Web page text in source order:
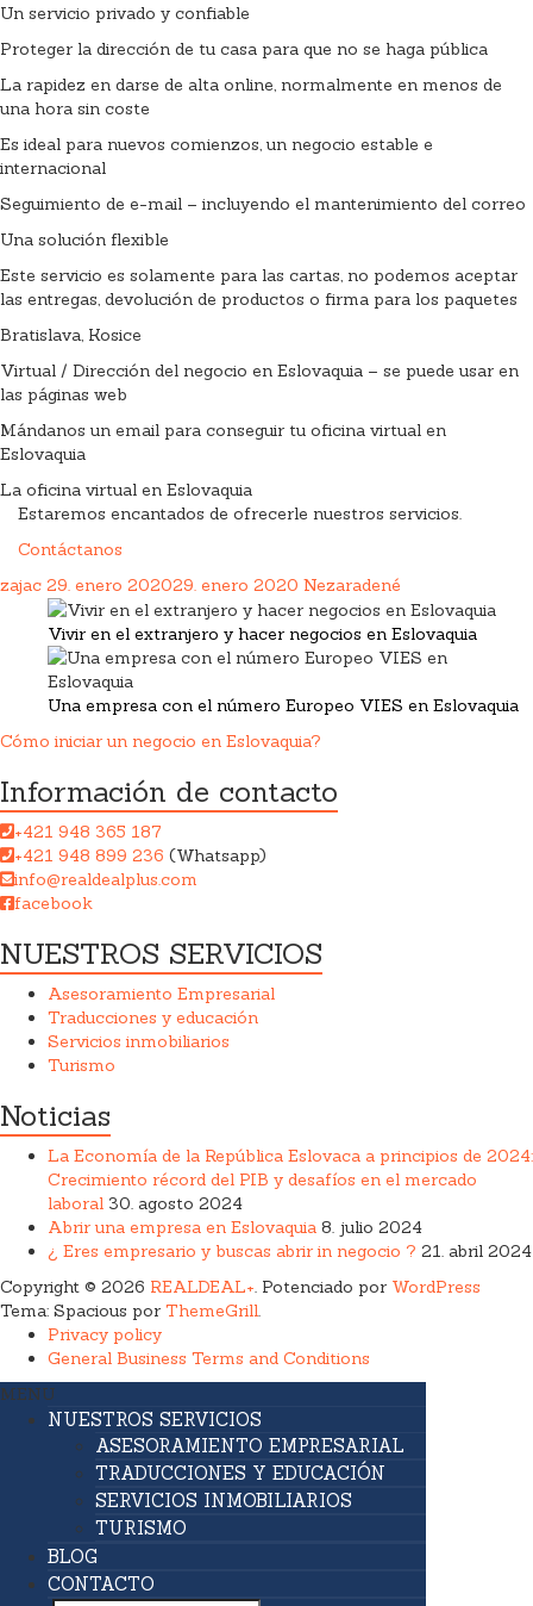
Un servicio privado y confiable
Proteger la dirección de tu casa para que no se haga pública
La rapidez en darse de alta online, normalmente en menos de
una hora sin coste
Es ideal para nuevos comienzos, un negocio estable e
internacional
Seguimiento de e-mail – incluyendo el mantenimiento del correo
Una solución flexible
Este servicio es solamente para las cartas, no podemos aceptar
las entregas, devolución de productos o firma para los paquetes
Bratislava, Kosice
Virtual / Dirección del negocio en Eslovaquia – se puede usar en
las páginas web
Mándanos un email para conseguir tu oficina virtual en
Eslovaquia
La oficina virtual en Eslovaquia
Estaremos encantados de ofrecerle nuestros servicios.
Contáctanos
zajac 29. enero 202029. enero 2020 Nezaradené
Vivir en el extranjero y hacer negocios en Eslovaquia
Una empresa con el número Europeo VIES en Eslovaquia
Cómo iniciar un negocio en Eslovaquia?
Información de contacto
+421 948 365 187
+421 948 899 236 (Whatsapp)
info@realdealplus.com
facebook
NUESTROS SERVICIOS
Asesoramiento Empresarial
Traducciones y educación
Servicios inmobiliarios
Turismo
Noticias
La Economía de la República Eslovaca a principios de 2024:
Crecimiento récord del PIB y desafíos en el mercado
laboral 30. agosto 2024
Abrir una empresa en Eslovaquia 8. julio 2024
¿ Eres empresario y buscas abrir in negocio ? 21. abril 2024
Copyright © 2026 REALDEAL+. Potenciado por WordPress
Tema: Spacious por ThemeGrill.
Privacy policy
General Business Terms and Conditions
MENU
NUESTROS SERVICIOS
ASESORAMIENTO EMPRESARIAL
TRADUCCIONES Y EDUCACIÓN
SERVICIOS INMOBILIARIOS
TURISMO
BLOG
CONTACTO